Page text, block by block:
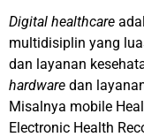
Digital healthcare
multidisiplin yang
dan layanan
hardware dan
Misalnya mobile
Electronic Health